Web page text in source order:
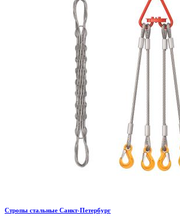
Стропы стальные Санкт-Петербург